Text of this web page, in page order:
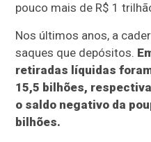
pouco mais de R$ 1
Nos últimos anos, a
saques que depósitos.
retiradas líquidas
15,5 bilhões,
o saldo negativo da
bilhões.